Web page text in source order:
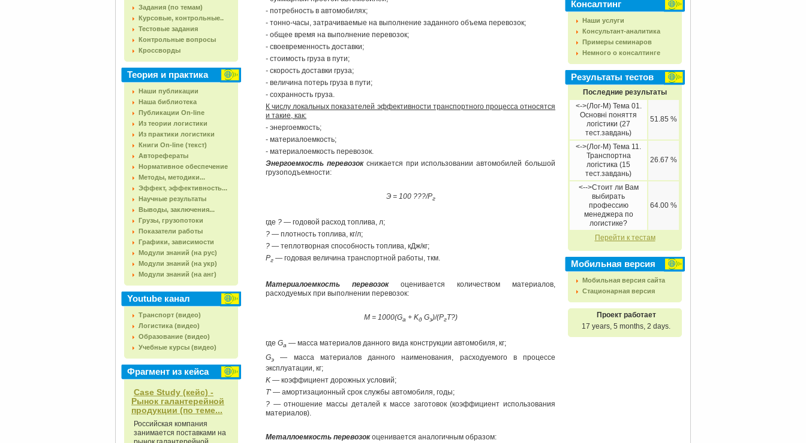
Задания (по темам)
Курсовые, контрольные..
Тестовые задания
Контрольные вопросы
Кроссворды
Теория и практика
Наши публикации
Наша библиотека
Публикации On-line
Из теории логистики
Из практики логистики
Книги On-line (текст)
Авторефераты
Нормативное обеспечение
Методы, методики...
Эффект, эффективность...
Научные результаты
Выводы, заключения...
Грузы, грузопотоки
Показатели работы
Графики, зависимости
Модули знаний (на рус)
Модули знаний (на укр)
Модули знаний (на анг)
Youtube канал
Транспорт (видео)
Логистика (видео)
Образование (видео)
Учебные курсы (видео)
Фрагмент из кейса
Case Study (кейс) -
Рынок галантерейной
продукции (по теме...
Российская компания
занимается поставками на
- потребность в автомобилях;
- тонно-часы, затрачиваемые на выполнение заданного объема перевозок;
- общее время на выполнение перевозок;
- своевременность доставки;
- стоимость груза в пути;
- скорость доставки груза;
- величина потерь груза в пути;
- сохранность груза.
К числу локальных показателей эффективности транспортного процесса относятся
и такие, как:
- энергоемкость;
- материалоемкость;
- материалоемкость перевозок.
Энергоемкость перевозок снижается при использовании автомобилей большой
грузоподъемности:
Э = 100 ???/Рг
где ? — годовой расход топлива, л;
? — плотность топлива, кг/л;
? — теплотворная способность топлива, кДж/кг;
Рг — годовая величина транспортной работы, ткм.
Материалоемкость перевозок
оценивается количеством материалов,
расходуемых при выполнении перевозок:
М = 1000(Gа + Kд Gэ)/(РгТ?)
где Ga — масса материалов данного вида конструкции автомобиля, кг;
Gэ
— масса материалов данного наименования, расходуемого в процессе
эксплуатации, кг;
K — коэффициент дорожных условий;
Т' — амортизационный срок службы автомобиля, годы;
? — отношение массы деталей к массе заготовок (коэффициент использования
материалов).
Металлоемкость перевозок оценивается аналогичным образом:
Консалтинг
Наши услуги
Консультант-аналитика
Примеры семинаров
Немного о консалтинге
Результаты тестов
Последние результаты
<->(Лог-М) Тема 01.
Основні поняття
логістики (27
тест.завдань)
51.85 %
<->(Лог-М) Тема 11.
Транспортна
логістика (15
тест.завдань)
26.67 %
<-->Стоит ли Вам
выбирать
профессию
менеджера по
логистике?
64.00 %
Перейти к тестам
Мобильная версия
Мобильная версия сайта
Стационарная версия
Проект работает
17 years, 5 months, 2 days.